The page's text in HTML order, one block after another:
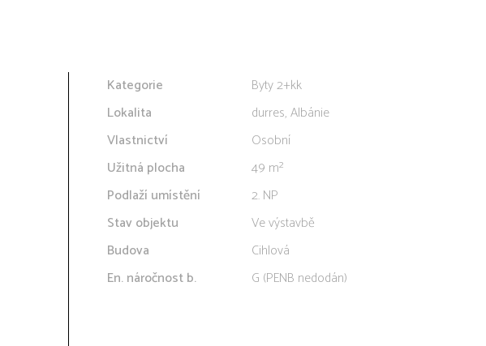
Kategorie
Byty 2+kk
Lokalita
durres, Albánie
Vlastnictví
Osobní
Užitná plocha
49 m²
Podlaží umístění
2. NP
Stav objektu
Ve výstavbě
Budova
Cihlová
En. náročnost b.
G (PENB nedodán)